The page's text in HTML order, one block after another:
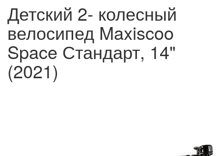
Детский 2- колесный
велосипед Maxiscoo
Space Стандарт, 14"
(2021)